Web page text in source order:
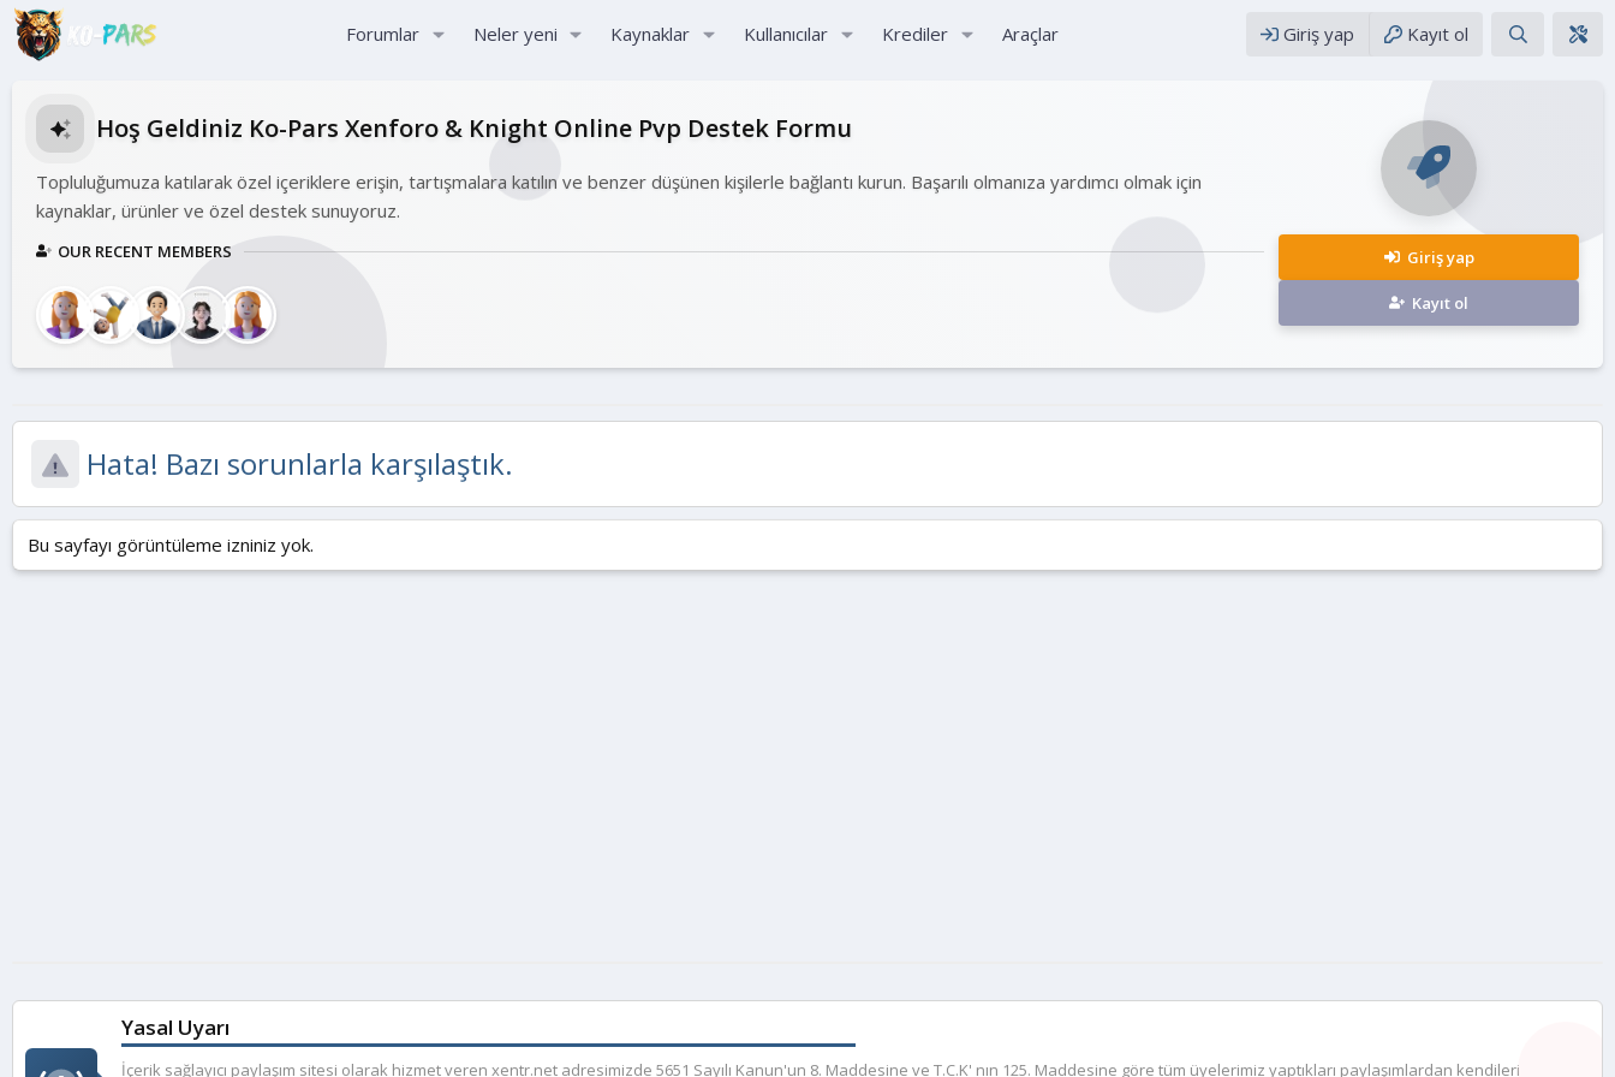
Forumlar Neler yeni Kaynaklar Kullanıcılar Krediler Araçlar Giriş yap Kayıt ol
Hoş Geldiniz Ko-Pars Xenforo & Knight Online Pvp Destek Formu
Topluluğumuza katılarak özel içeriklere erişin, tartışmalara katılın ve benzer düşünen kişilerle bağlantı kurun. Başarılı olmanıza yardımcı olmak için
kaynaklar, ürünler ve özel destek sunuyoruz.
OUR RECENT MEMBERS Giriş yap
Kayıt ol
Hata! Bazı sorunlarla karşılaştık.
Bu sayfayı görüntüleme izniniz yok.
Yasal Uyarı
İçerik sağlayıcı paylaşım sitesi olarak hizmet veren xentr.net adresimizde 5651 Sayılı Kanun'un 8. Maddesine ve T.C.K' nın 125. Maddesine göre tüm üyelerimiz yaptıkları paylaşımlardan kendileri